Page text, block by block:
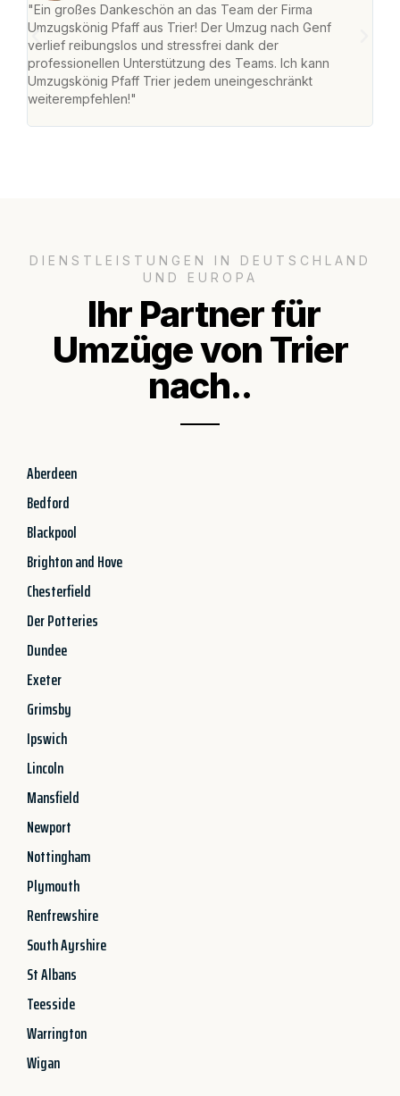
"Ein großes Dankeschön an das Team der Firma
Umzugskönig Pfaff aus Trier! Der Umzug nach Genf
verlief reibungslos und stressfrei dank der
professionellen Unterstützung des Teams. Ich kann
Umzugskönig Pfaff Trier jedem uneingeschränkt
weiterempfehlen!"
DIENSTLEISTUNGEN IN DEUTSCHLAND
UND EUROPA
Ihr Partner für
Umzüge von Trier
nach..
Aberdeen
Bedford
Blackpool
Brighton and Hove
Chesterfield
Der Potteries
Dundee
Exeter
Grimsby
Ipswich
Lincoln
Mansfield
Newport
Nottingham
Plymouth
Renfrewshire
South Ayrshire
St Albans
Teesside
Warrington
Wigan